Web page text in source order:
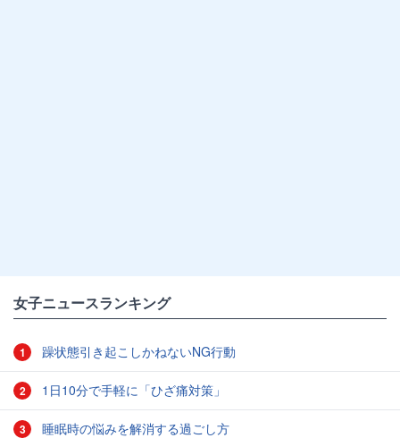
女子ニュースランキング
1 躁状態引き起こしかねないNG行動
2 1日10分で手軽に「ひざ痛対策」
3 睡眠時の悩みを解消する過ごし方